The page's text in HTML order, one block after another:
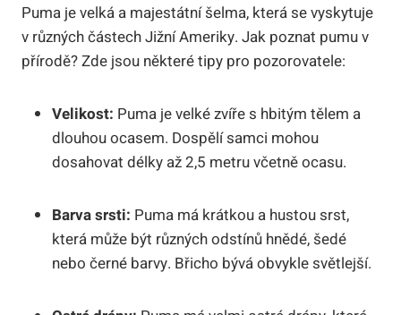
Puma je velká a majestátní šelma, která se vyskytuje
v různých částech Jižní Ameriky. Jak poznat pumu v
přírodě? Zde jsou některé tipy pro pozorovatele:
Velikost: Puma je velké zvíře s hbitým tělem a
dlouhou ocasem. Dospělí samci mohou
dosahovat délky až 2,5 metru včetně ocasu.
Barva srsti: Puma má krátkou a hustou srst,
která může být různých odstínů hnědé, šedé
nebo černé barvy. Břicho bývá obvykle světlejší.